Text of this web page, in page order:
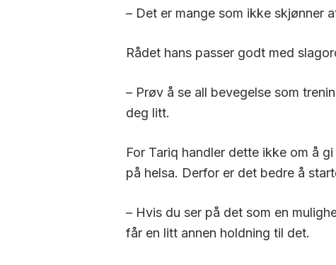
– Det er mange som ikke skjønner
Rådet hans passer godt med
– Prøv å se all bevegelse som
deg litt.
For Tariq handler dette ikke om å
på helsa. Derfor er det bedre å
– Hvis du ser på det som en
får en litt annen holdning til det.